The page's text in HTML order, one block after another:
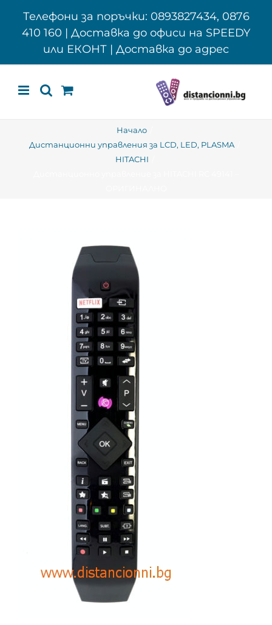
Телефони за поръчки: 0893827434, 0876
410 160 | Доставка до офиси на SPEEDY
или ЕКОНТ | Доставка до адрес
Начало
Дистанционни управления за LCD, LED, PLASMA
HITACHI